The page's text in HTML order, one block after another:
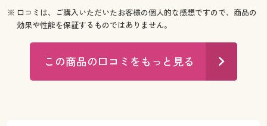
※ 口コミは、ご購入いただいたお客様の個人的な感想ですので、商品の
効果や性能を保証するものではありません。
この商品の口コミをもっと見る